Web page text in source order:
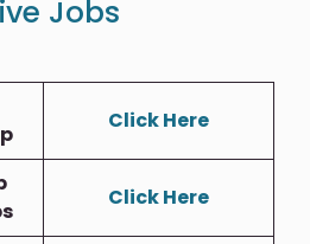
Jobs
Click Here
Click Here